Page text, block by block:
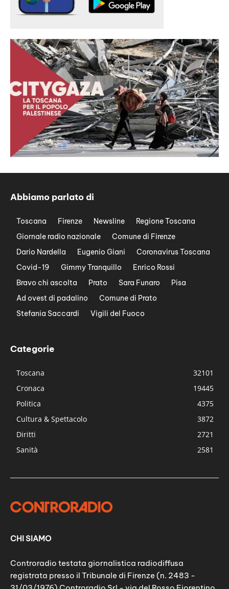
Abbiamo parlato di
Toscana Firenze Newsline
Regione Toscana
Giornale radio nazionale
Comune di Firenze
Dario Nardella
Eugenio Giani
Coronavirus Toscana
Covid-19
Gimmy Tranquillo
Enrico Rossi
Bravo chi ascolta
Prato Sara Funaro
Pisa
Ad ovest di padalino
Comune di Prato
Stefania Saccardi
Vigili del Fuoco
Categorie
Toscana
32101
Cronaca
19445
Politica
4375
Cultura & Spettacolo
3872
Diritti
2721
Sanità
2581
CHI SIAMO
Controradio testata giornalistica radiodiffusa
registrata presso il Tribunale di Firenze (n. 2483 -